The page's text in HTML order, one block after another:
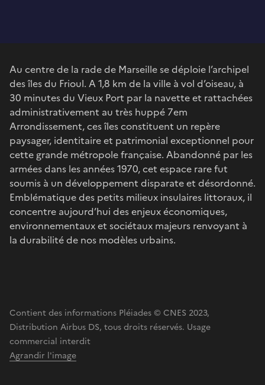
Au centre de la rade de Marseille se déploie l’archipel
des îles du Frioul. A 1,8 km de la ville à vol d’oiseau, à
30 minutes du Vieux Port par la navette et rattachées
administrativement au très huppé 7em
Arrondissement, ces îles constituent un repère
paysager, identitaire et patrimonial exceptionnel pour
cette grande métropole française. Abandonné par les
armées dans les années 1970, cet espace rare fut
soumis à un développement disparate et désordonné.
Emblématique des petits milieux insulaires littoraux, il
concentre aujourd’hui des enjeux économiques,
environnementaux et sociétaux majeurs renvoyant à
la durabilité de nos modèles urbains.
Contient des informations Pléiades © CNES 2023,
Distribution Airbus DS, tous droits réservés. Usage
commercial interdit
Agrandir l'image